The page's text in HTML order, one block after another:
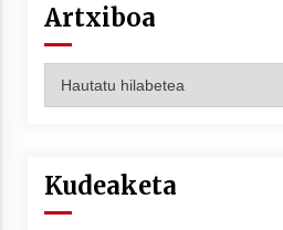
Artxiboa
Kudeaketa